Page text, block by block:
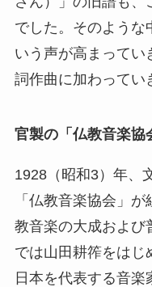
でした。そのような
いう声が高まってい
詞作曲に加わってい
官製の「仏教音楽協
1928（昭和3）年、
「仏教音楽協会」
教音楽の大成および
では山田耕筰をはじ
日本を代表する音